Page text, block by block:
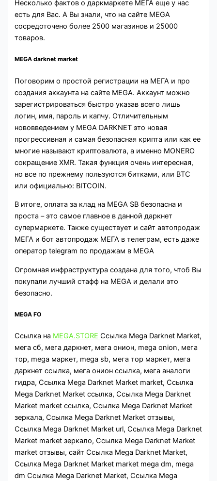
Несколько фактов о даркмаркете МЕГА еще у нас
есть для Вас. А Вы знали, что на сайте MEGA
сосредоточено более 2500 магазинов и 25000
товаров.
MEGA darknet market
Поговорим о простой регистрации на МЕГА и про
создания аккаунта на сайте MEGA. Аккаунт можно
зарегистрироваться быстро указав всего лишь
логин, имя, пароль и капчу. Отличительным
нововведением у MEGA DARKNET это новая
прогрессивная и самая безопасная крипта или как ее
многие называют криптовалюта, а именно MONERO
сокращение XMR. Такая функция очень интересная,
но все по прежнему пользуются битками, или BTC
или официально: BITCOIN.
В итоге, оплата за клад на MEGA SB безопасна и
проста – это самое главное в данной даркнет
супермаркете. Также существует и сайт автопродаж
МЕГА и бот автопродаж МЕГА в телеграм, есть даже
оператор telegram по продажам в MEGA
Огромная инфраструктура создана для того, чтоб Вы
покупали лучший стафф на MEGA и делали это
безопасно.
MEGA FO
Ссылка на MEGA.STOREСсылка Mega Darknet Market,
мега сб, мега даркнет, мега онион, mega onion, мега
тор, mega маркет, mega sb, мега тор маркет, мега
даркнет ссылка, мега онион ссылка, мега аналоги
гидра, Ссылка Mega Darknet Market market, Ссылка
Mega Darknet Market ссылка, Ссылка Mega Darknet
Market market ссылка, Ссылка Mega Darknet Market
зеркала, Ссылка Mega Darknet Market отзывы,
Ссылка Mega Darknet Market url, Ссылка Mega Darknet
Market market зеркало, Ссылка Mega Darknet Market
market отзывы, сайт Ссылка Mega Darknet Market,
Ссылка Mega Darknet Market market mega dm, mega
dm Ссылка Mega Darknet Market, Ссылка Mega